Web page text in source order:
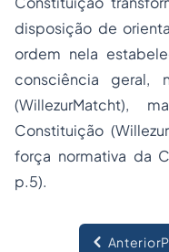
disposição de
ordem nela
consciência
(WillezurMatcht),
Constituição
força normativa da
p.5).
Anterior